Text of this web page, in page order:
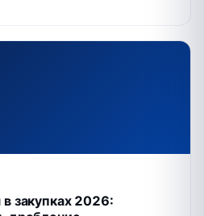
закупках 2026: